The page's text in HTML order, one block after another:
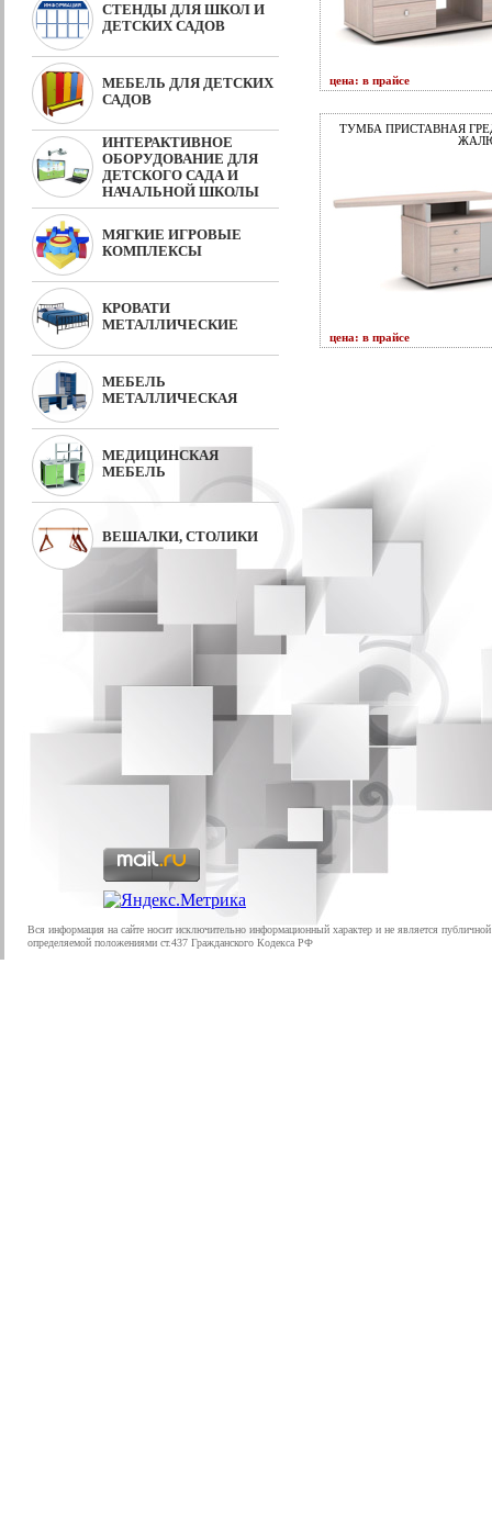
СТЕНДЫ ДЛЯ ШКОЛ И
ДЕТСКИХ САДОВ
МЕБЕЛЬ ДЛЯ ДЕТСКИХ
САДОВ
ИНТЕРАКТИВНОЕ
ОБОРУДОВАНИЕ ДЛЯ
ДЕТСКОГО САДА И
НАЧАЛЬНОЙ ШКОЛЫ
МЯГКИЕ ИГРОВЫЕ
КОМПЛЕКСЫ
КРОВАТИ
МЕТАЛЛИЧЕСКИЕ
МЕБЕЛЬ
МЕТАЛЛИЧЕСКАЯ
МЕДИЦИНСКАЯ
МЕБЕЛЬ
ВЕШАЛКИ, СТОЛИКИ
цена: в прайсе
ТУМБА ПРИСТАВНАЯ
цена: в прайсе
Вся информация на сайте носит исключительно информационный характер и не является
определяемой положениями ст.437 Гражданского Кодекса РФ